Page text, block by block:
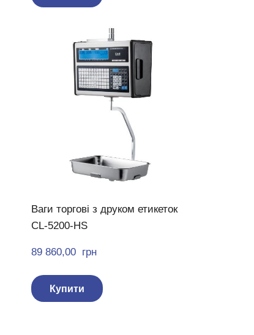
Ваги торгові з друком етикеток
CL-5200-HS
89 860,00  грн
Купити